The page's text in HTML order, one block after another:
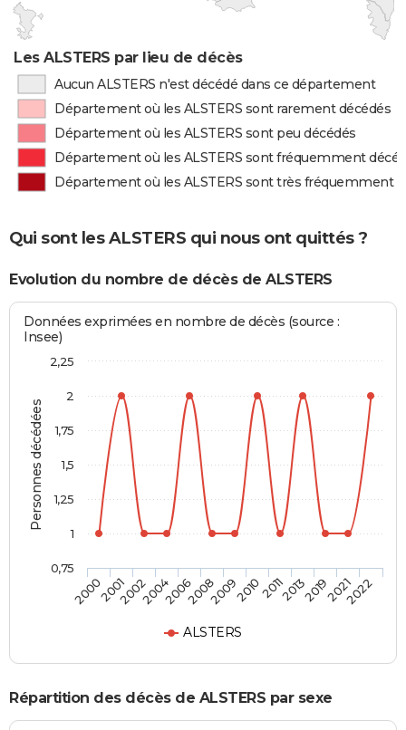
Les ALSTERS par lieu de décès
Aucun ALSTERS n'est décédé dans ce département
Département où les ALSTERS sont rarement décédés
Département où les ALSTERS sont peu décédés
Département où les ALSTERS sont fréquemment
Département où les ALSTERS sont très fréquemment
Qui sont les ALSTERS qui nous ont quittés ?
Evolution du nombre de décès de ALSTERS
Personnes décédées
Données exprimées en nombre de décès (source :
Insee)
ALSTERS
2000200120022004200620082009201020112013201920212022
0,75
1
1,25
1,5
1,75
2
2,25
Répartition des décès de ALSTERS par sexe